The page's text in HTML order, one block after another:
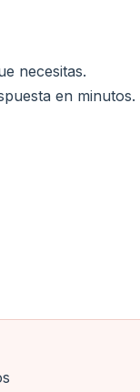
necesitas.
en minutos.